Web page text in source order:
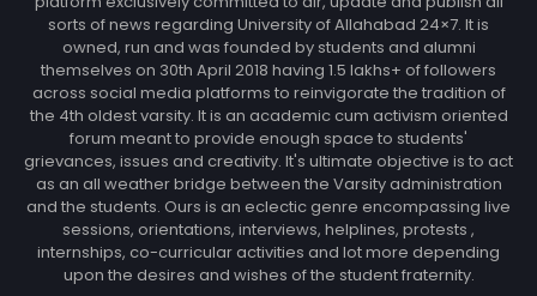
sorts of news regarding University of Allahabad 24×7. It is
owned, run and was founded by students and alumni
themselves on 30th April 2018 having 1.5 lakhs+ of followers
across social media platforms to reinvigorate the tradition of
the 4th oldest varsity. It is an academic cum activism oriented
forum meant to provide enough space to students'
grievances, issues and creativity. It's ultimate objective is to act
as an all weather bridge between the Varsity administration
and the students. Ours is an eclectic genre encompassing live
sessions, orientations, interviews, helplines, protests ,
internships, co-curricular activities and lot more depending
upon the desires and wishes of the student fraternity.